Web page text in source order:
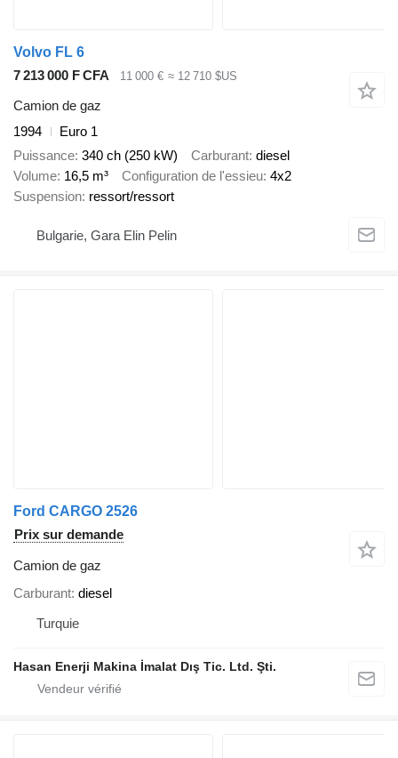
Volvo FL 6
7 213 000 F CFA
11 000 € ≈ 12 710 $US
Camion de gaz
1994
Euro 1
Puissance 340 ch (250 kW) Carburant diesel
Volume 16,5 m³ Configuration de l'essieu 4x2
Suspension ressort/ressort
Bulgarie, Gara Elin Pelin
Ford CARGO 2526
Prix sur demande
Camion de gaz
Carburant diesel
Turquie
Hasan Enerji Makina İmalat Dış Tic. Ltd. Şti.